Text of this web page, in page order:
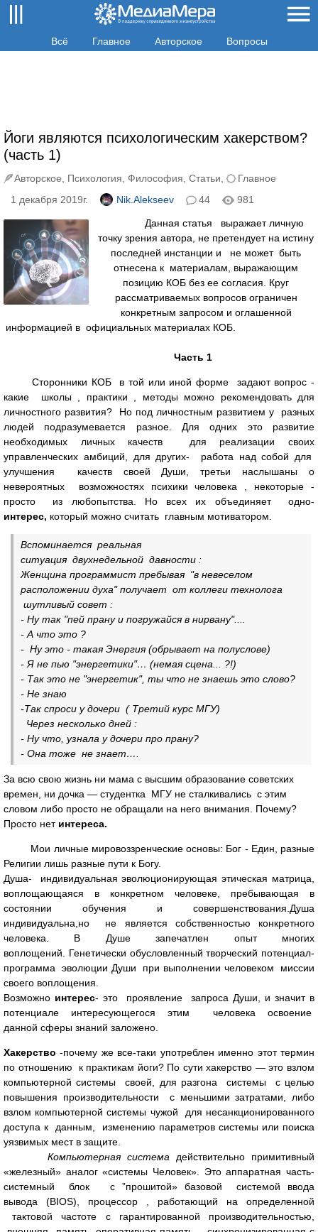
Всё Главное Авторское Вопросы
Йоги являются психологическим хакерством?
(часть 1)
Авторское Психология Философия Статьи
Главное
1 декабря 2019г.
Nik.Alekseev 44 981
Данная статья выражает личную
точку зрения автора, не претендует на истину
последней инстанции и не может быть
отнесена к материалам, выражающим
позицию КОБ без ее согласия. Круг
рассматриваемых вопросов ограничен
конкретным запросом и оглашенной
информацией в официальных материалах КОБ.
Часть 1
Сторонники КОБ в той или иной форме задают вопрос -
какие школы , практики , методы можно рекомендовать для
личностного развития? Но под личностным развитием у разных
людей подразумевается разное. Для одних это развитие
необходимых личных качеств для реализации своих
управленческих амбиций, для других- работа над собой для
улучшения качеств своей Души, третьи наслышаны о
невероятных возможностях психики человека , некоторые -
просто из любопытства. Но всех их объединяет одно-
интерес, который можно считать главным мотиватором.
Вспоминается реальная
ситуация двухнедельной давности :
Женщина программист пребывая "в невеселом
расположении духа" получает от коллеги технолога
шутливый совет :
- Ну так "пей прану и погружайся в нирвану"....
- А что это ?
- Ну это - такая Энергия (обрывает на полуслове)
- Я не пью "энергетики"… (немая сцена... ?!)
- Так это не "энергетик", ты что не знаешь это слово?
- Не знаю
-Так спроси у дочери ( Третий курс МГУ)
Через несколько дней :
- Ну что, узнала у дочери про прану?
- Она тоже не знает….
За всю свою жизнь ни мама с высшим образование советских
времен, ни дочка — студентка МГУ не сталкивались с этим
словом либо просто не обращали на него внимания. Почему?
Просто нет интереса.
Мои личные мировоззренческие основы: Бог - Един, разные
Религии лишь разные пути к Богу.
Душа- индивидуальная эволюционирующая этическая матрица,
воплощающаяся в конкретном человеке, пребывающая в
состоянии обучения и совершенствования.Душа
индивидуальна,но не является собственностью конкретного
человека. В Душе запечатлен опыт многих
воплощений. Генетически обусловленный творческий потенциал-
программа эволюции Души при выполнении человеком миссии
своего воплощения.
Возможно интерес- это проявление запроса Души, и значит в
потенциале интересующегося этим человека освоение
данной сферы знаний заложено.
Хакерство -почему же все-таки употреблен именно этот термин
по отношению к практикам йоги? По сути хакерство — это взлом
компьютерной системы своей, для разгона системы с целью
повышения производительности с меньшими затратами, либо
взлом компьютерной системы чужой для несанкционированного
доступа к данным, изменению параметров системы или поиска
уязвимых мест в защите.
Компьютерная система действительно примитивный
«железный» аналог «системы Человек». Это аппаратная часть-
системный блок с ”прошитой» базовой системой ввода
вывода (BIOS), процессор , работающий на определенной
тактовой частоте с гарантированной производительностью,